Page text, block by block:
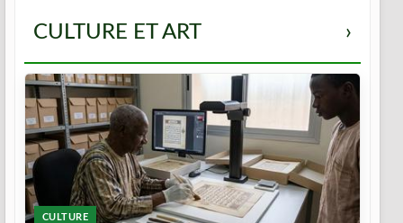
CULTURE ET ART ›
CULTURE